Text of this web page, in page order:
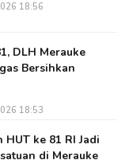
18:56
DLH Merauke
Bersihkan
18:53
ke 81 RI Jadi
di Merauke